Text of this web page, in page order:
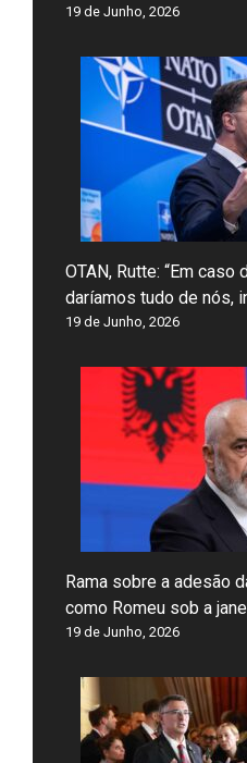
19 de Junho, 2026
OTAN, Rutte: “Em caso
daríamos tudo de nós,
19 de Junho, 2026
Rama sobre a adesão
como Romeu sob a
19 de Junho, 2026